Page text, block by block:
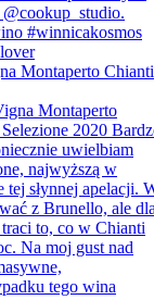
Montaperto Chianti